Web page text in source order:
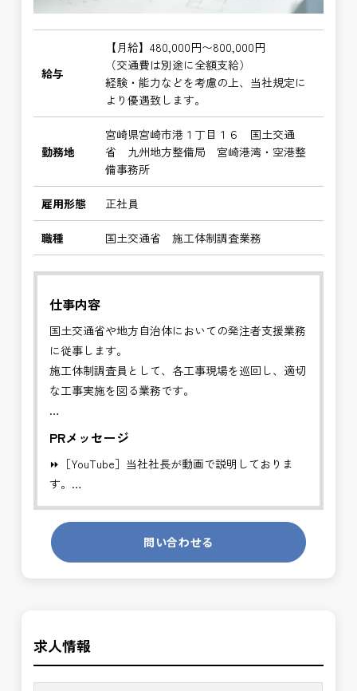
給与
【月給】480,000円〜800,000円
（交通費は別途に全額支給）
経験・能力などを考慮の上、当社規定に
より優遇致します。
勤務地
宮崎県宮崎市港１丁目１６ 国土交通
省 九州地方整備局 宮崎港湾・空港整
備事務所
雇用形態 正社員
職種 国土交通省 施工体制調査業務
仕事内容
国土交通省や地方自治体においての発注者支援業務
に従事します。
施工体制調査員として、各工事現場を巡回し、適切
な工事実施を図る業務です。
✅施工プロセスの確認、施工体制台帳と現場工事看
国土交通省の工事発注者を支援する業務に従事し、
施工体制の点検に関する支援を行います。
※基本的に、土日祝祭日は、休日となります。
＊受注が多く、増員募集しております。
か？
PRメッセージ
⏩［YouTube］当社社長が動画で説明しておりま
す。
https://youtube.com/channel/
発注者側の立場で業務を行う、やりがいのあるお仕
事です。
長期的にお仕事が出来る方を募集しております。
✅ストレスのない、上下関係を気にしなくてもよい
職場環境
✅「仕事のやりがい」と「賃金」のバランスを大切
問い合わせる
求人情報